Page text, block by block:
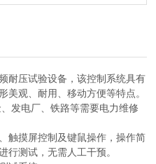
耐压试验设备，该控制系统具有
美观、耐用、移动方便等特点。
发电厂、铁路等需要电力维修
触摸屏控制及键鼠操作，操作简
行测试，无需人工干预。